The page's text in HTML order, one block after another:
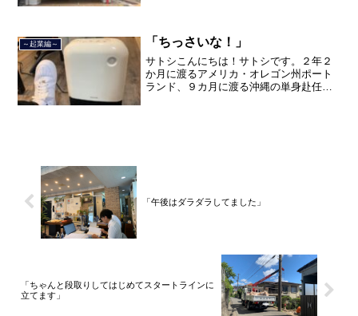
て、２０２１年３月９日より東...
～起業編～ 「ちっさいな！」
サトシこんにちは！サトシです。２年２
か月に渡るアメリカ・オレゴン州ポート
ランド、９カ月に渡る沖縄の単身赴任の
「午後はダラダラしてました」
「ちゃんと段取りしてはじめてスタートラインに
立てます」